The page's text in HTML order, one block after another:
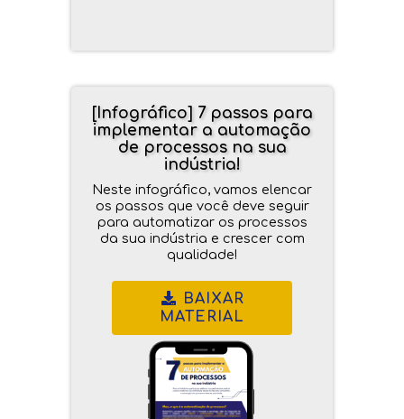
[Infográfico] 7 passos para
implementar a automação
de processos na sua
indústria!
Neste infográfico, vamos elencar
os passos que você deve seguir
para automatizar os processos
da sua indústria e crescer com
qualidade!
BAIXAR
MATERIAL